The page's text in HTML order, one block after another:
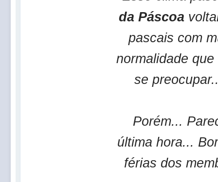
da Páscoa
pascais com
normalidade
se
Porém...
última hora...
férias dos